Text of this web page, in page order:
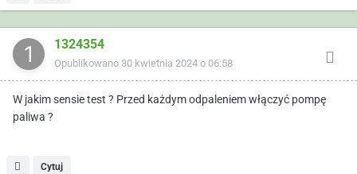
1324354
Opublikowano 30 kwietnia 2024 o 06:58
W jakim sensie test ? Przed każdym odpaleniem włączyć pompę
paliwa ?
Cytuj